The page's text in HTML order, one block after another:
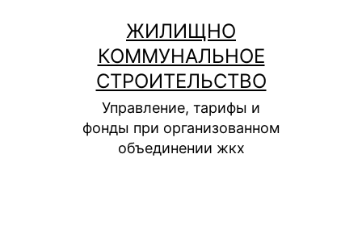
содержимому
ЖИЛИЩНО
КОММУНАЛЬНОЕ
СТРОИТЕЛЬСТВО
Управление, тарифы и
фонды при организованном
объединении жкх